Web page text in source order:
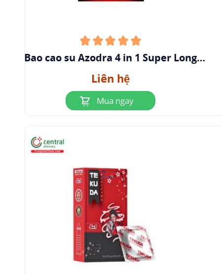
Bao cao su Azodra 4 in 1 Super Long
Liên hệ
Mua ngay